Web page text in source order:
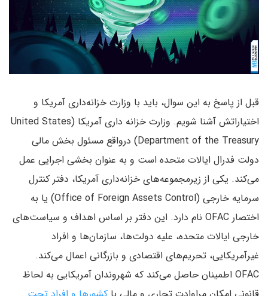
قبل از پاسخ به این سوال، باید با وزارت خزانه‌داری آمریکا و
اختیاراتش آشنا شویم. وزارت خزانه داری آمریکا (United States
Department of the Treasury) درواقع مسئول بخش مالی
دولت فدرال ایالات متحده است و به عنوان بخشی اجرایی عمل
می‌کند. یکی از زیرمجموعه‌های خزانه‌داری آمریکا، دفتر کنترل
سرمایه خارجی (Office of Foreign Assets Control) یا به
اختصار OFAC نام دارد. این دفتر بر اساس اهداف و سیاست‌های
خارجی ایالات متحده، علیه دولت‌ها، سازمان‌ها و افراد
غیرآمریکایی، تحریم‌های اقتصادی و بازرگانی اعمال می‌کند.
OFAC اطمینان حاصل می‌کند که شهروندان آمریکایی به لحاظ